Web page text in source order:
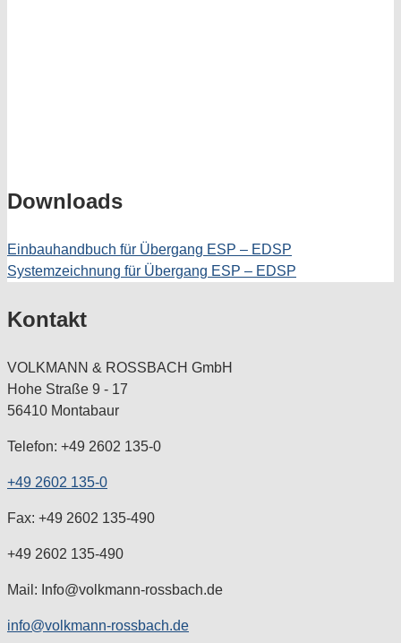
Downloads
Einbauhandbuch für Übergang ESP – EDSP
Systemzeichnung für Übergang ESP – EDSP
Kontakt
VOLKMANN & ROSSBACH GmbH
Hohe Straße 9 - 17
56410 Montabaur
Telefon: +49 2602 135-0
+49 2602 135-0
Fax: +49 2602 135-490
+49 2602 135-490
Mail: Info@volkmann-rossbach.de
info@volkmann-rossbach.de